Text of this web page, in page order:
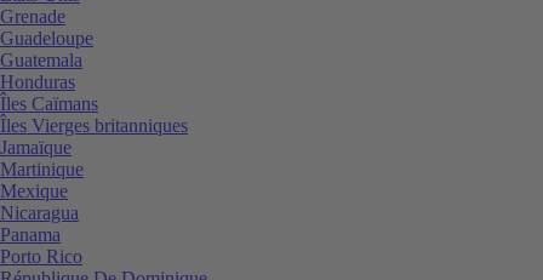
Grenade
Guadeloupe
Guatemala
Honduras
Îles Caïmans
Îles Vierges britanniques
Jamaïque
Martinique
Mexique
Nicaragua
Panama
Porto Rico